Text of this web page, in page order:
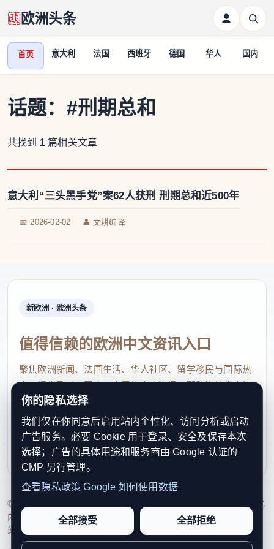
欧洲头条
首页 意大利 法国 西班牙 德国 华人 国内
话题： #刑期总和
共找到 1 篇相关文章
意大利“三头黑手党”案62人获刑 刑期总和近500年
📅 2026-02-02 👤 文耕编译
新欧洲 · 欧洲头条
值得信赖的欧洲中文资讯入口
聚焦欧洲新闻、法国生活、华人社区、留学移民与国际热
点，提供及时、真实、实用的中文资讯，帮助海外华人快
速了解欧洲动态。
contact@xinouzhou.com
服务支持、版权与合作：工作日优先处理站务、投稿与权
利通知
© 2026 新欧洲·欧洲头条. All Rights Reserved. 本网站持续优化
内容透明度、联系方式与用户权利说明，以提升品牌信任感和
站点完整度。
你的隐私选择
我们仅在你同意后启用站内个性化、访问分析或启动
广告服务。必要 Cookie 用于登录、安全及保存本次
选择；广告的具体用途和服务商由 Google 认证的
CMP 另行管理。
查看隐私政策 Google 如何使用数据
全部接受 全部拒绝